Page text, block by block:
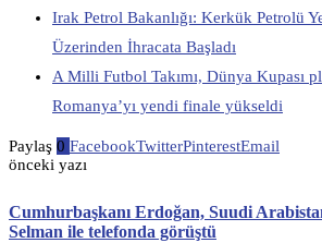
Irak Petrol Bakanlığı: Kerkük Petrolü
Üzerinden İhracata Başladı
A Milli Futbol Takımı, Dünya Kupası
Romanya’yı yendi finale yükseldi
Paylaş 0 FacebookTwitterPinterestEmail
önceki yazı
Cumhurbaşkanı Erdoğan, Suudi
Selman ile telefonda görüştü